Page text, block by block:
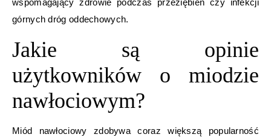
wspomagający zdrowie podczas przeziębień czy infekcji
górnych dróg oddechowych.
Jakie są opinie
użytkowników o miodzie
nawłociowym?
Miód nawłociowy zdobywa coraz większą popularność